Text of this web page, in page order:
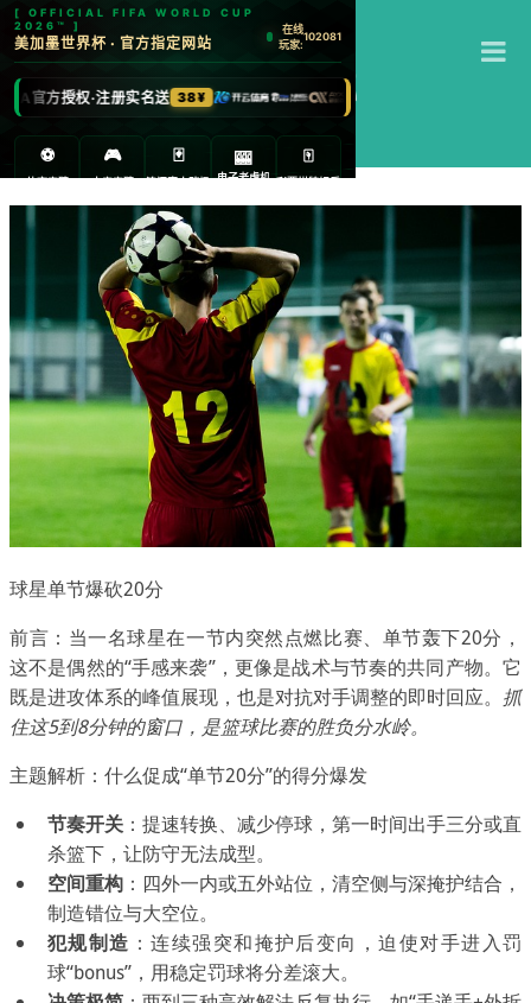
开云体育下载
球星单节爆砍20分
前言：当一名球星在一节内突然点燃比赛、单节轰下20分，
这不是偶然的“手感来袭”，更像是战术与节奏的共同产物。它
既是进攻体系的峰值展现，也是对抗对手调整的即时回应。 抓
住这5到8分钟的窗口，是篮球比赛的胜负分水岭。
主题解析：什么促成“单节20分”的得分爆发
节奏开关 ：提速转换、减少停球，第一时间出手三分或直
杀篮下，让防守无法成型。
空间重构 ：四外一内或五外站位，清空侧与深掩护结合，
制造错位与大空位。
犯规制造 ：连续强突和掩护后变向，迫使对手进入罚
球“bonus”，用稳定罚球将分差滚大。